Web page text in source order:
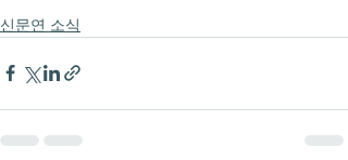
신문연 소식